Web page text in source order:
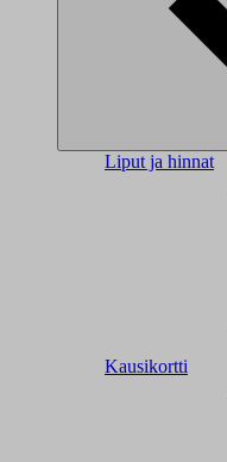
Liput ja hinnat
Kausikortti